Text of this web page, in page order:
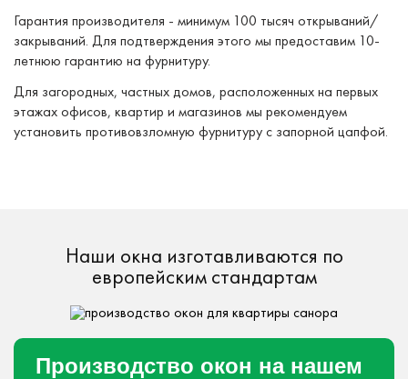
Гарантия производителя - минимум 100 тысяч открываний/
закрываний. Для подтверждения этого мы предоставим 10-
летнюю гарантию на фурнитуру.
Для загородных, частных домов, расположенных на первых
этажах офисов, квартир и магазинов мы рекомендуем
установить противовзломную фурнитуру с запорной цапфой.
Наши окна изготавливаются по
европейским стандартам
Производство окон на нашем